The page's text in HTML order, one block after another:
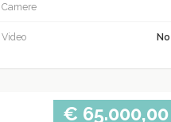
Camere
Video No
€ 65.000,00